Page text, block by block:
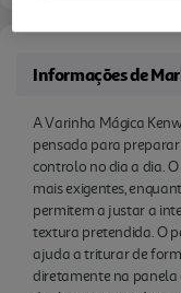
Informações de
A Varinha Mágica
pensada para
controlo no dia a dia.
mais exigentes,
permitem a justar a
textura pretendida. O
ajuda a triturar de
diretamente na panela